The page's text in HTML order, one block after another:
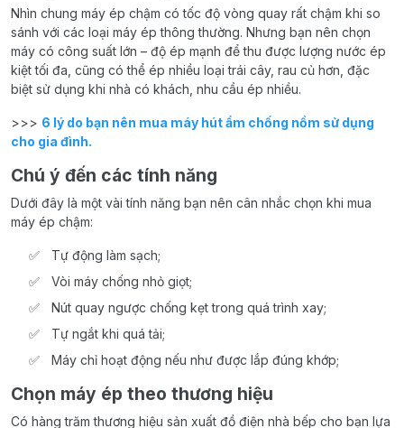
Nhìn chung máy ép chậm có tốc độ vòng quay rất chậm khi so
sánh với các loại máy ép thông thường. Nhưng bạn nên chọn
máy có công suất lớn – độ ép mạnh để thu được lượng nước ép
kiệt tối đa, cũng có thể ép nhiều loại trái cây, rau củ hơn, đặc
biệt sử dụng khi nhà có khách, nhu cầu ép nhiều.
>>> 6 lý do bạn nên mua máy hút ẩm chống nồm sử dụng
cho gia đình.
Chú ý đến các tính năng
Dưới đây là một vài tính năng bạn nên cân nhắc chọn khi mua
máy ép chậm:
Tự động làm sạch;
Vòi máy chống nhỏ giọt;
Nút quay ngược chống kẹt trong quá trình xay;
Tự ngắt khi quá tải;
Máy chỉ hoạt động nếu như được lắp đúng khớp;
Chọn máy ép theo thương hiệu
Có hàng trăm thương hiệu sản xuất đồ điện nhà bếp cho bạn lựa